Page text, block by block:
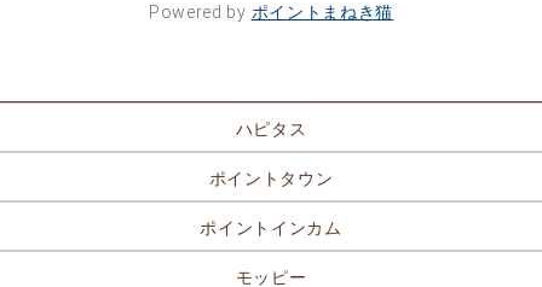
Powered by ポイントまねき猫
ハピタス
ポイントタウン
ポイントインカム
モッピー